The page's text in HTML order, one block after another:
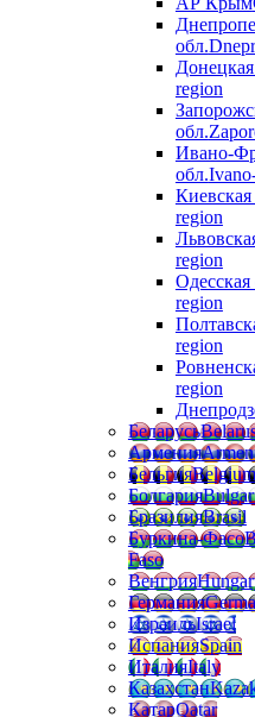
обл.
region
обл.
Ивано-
обл.
Киевская
region
region
Одесская
region
region
region
Беларусь
Армения
БельгияBelgium
Болгария
БразилияBrasil
Буркина-Фасо
Faso
Венгрия
Германия
ИзраильIsrael
ИспанияSpain
ИталияItaly
Казахстан
КатарQatar